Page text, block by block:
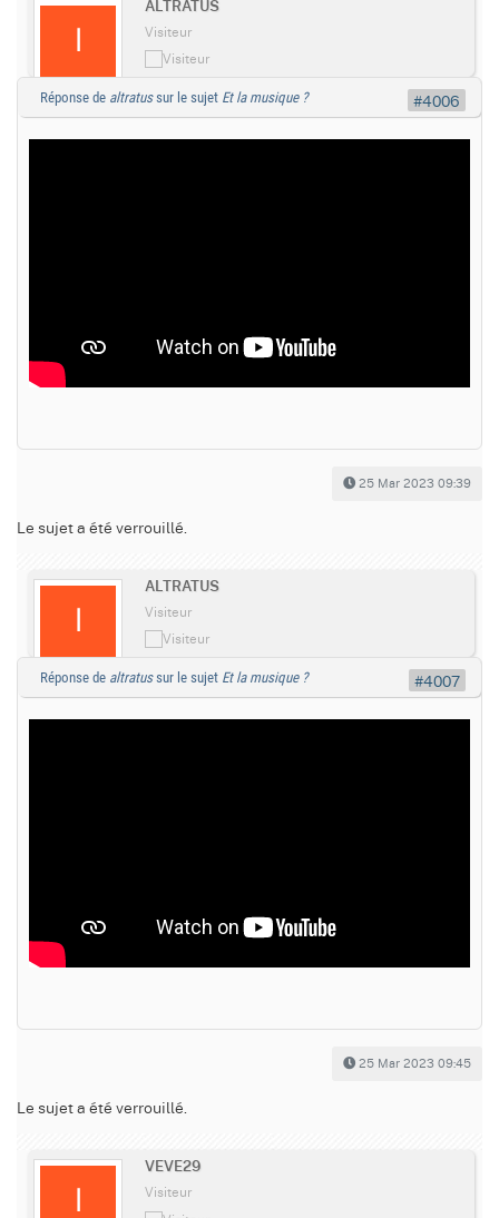
ALTRATUS
Visiteur
Réponse de altratussur le sujet Et la musique ?
25 Mar 2023 09:39
#4006
Le sujet a été verrouillé.
ALTRATUS
Visiteur
Réponse de altratussur le sujet Et la musique ?
25 Mar 2023 09:45
#4007
Le sujet a été verrouillé.
VEVE29
Visiteur